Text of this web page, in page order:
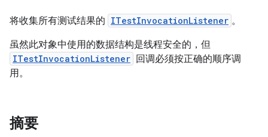
将收集所有测试结果的 ITestInvocationListener 。
虽然此对象中使用的数据结构是线程安全的，但
ITestInvocationListener 回调必须按正确的顺序调
用。
摘要